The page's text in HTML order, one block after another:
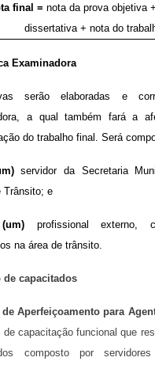
final =nota da prova objetiva
dissertativa + nota do
Examinadora
serão elaboradas e
a qual também fará a
do trabalho final. Será
servidor da Secretaria
Trânsito; e
profissional externo,
na área de trânsito.
de capacitados
Aperfeiçoamento para
de capacitação funcional que
composto por